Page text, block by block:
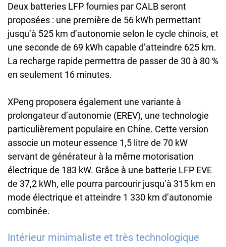
Deux batteries LFP fournies par CALB seront
proposées : une première de 56 kWh permettant
jusqu’à 525 km d’autonomie selon le cycle chinois, et
une seconde de 69 kWh capable d’atteindre 625 km.
La recharge rapide permettra de passer de 30 à 80 %
en seulement 16 minutes.
XPeng proposera également une variante à
prolongateur d’autonomie (EREV), une technologie
particulièrement populaire en Chine. Cette version
associe un moteur essence 1,5 litre de 70 kW
servant de générateur à la même motorisation
électrique de 183 kW. Grâce à une batterie LFP EVE
de 37,2 kWh, elle pourra parcourir jusqu’à 315 km en
mode électrique et atteindre 1 330 km d’autonomie
combinée.
Intérieur minimaliste et très technologique